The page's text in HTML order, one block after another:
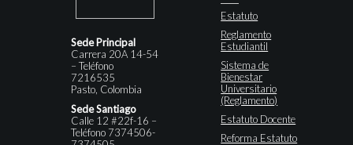
Sede Principal
Carrera 20A 14-54
– Teléfono
7216535
Pasto, Colombia
Sede Santiago
Calle 12 #22f-16 –
Teléfono 7374506-
Estatuto
Reglamento
Estudiantil
Sistema de
Bienestar
Universitario
(Reglamento)
Estatuto Docente
Reforma Estatuto